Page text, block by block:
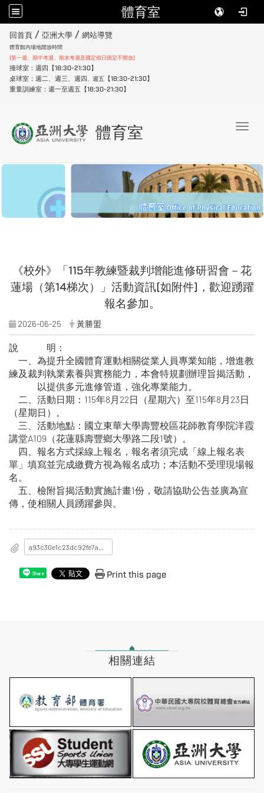
體育室
回首頁 / 亞洲大學 / 網站導覽
體育館內場地開放時間
(第一週、期中考週、期末考週及國定假日固定不開放)
撞球室：週四【18:30-21:30】
桌球室：週二、週三、週四、 週五
【18:30-21:30】
重量訓練室：週一至週五【18:30-21:30】
體育室
《校外》「115年教練暨裁判增能進修研習會－花
蓮場（第14梯次）」活動資訊(如附件)，歡迎踴躍
報名參加。
2026-06-25 黃勝盟
說 明：
一、為提升全國體育運動相關從業人員專業知能，增進教
練及裁判執業素養與實務能力，本會特規劃辦理旨揭活動，
以提供多元進修管道，強化專業能力。
二、活動日期：115年8月22日（星期六）至115年8月23日
（星期日）。
三、活動地點：國立東華大學壽豐校區花師教育學院洋霞
講堂A109（花蓮縣壽豐鄉大學路二段1號）。
四、報名方式採線上報名，報名者須完成「線上報名表
單」填寫並完成繳費方視為報名成功；本活動不受理現場報
名。
五、檢附旨揭活動實施計畫1份，敬請協助公告並廣為宣
傳，使相關人員踴躍參與。
Share Print this page
相關連結